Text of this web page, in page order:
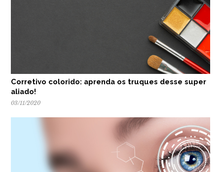
Corretivo colorido: aprenda os truques desse super
aliado!
03/11/2020